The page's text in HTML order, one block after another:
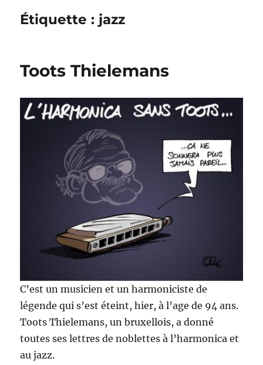
Étiquette : jazz
Toots Thielemans
C’est un musicien et un harmoniciste de
légende qui s’est éteint, hier, à l’age de 94 ans.
Toots Thielemans, un bruxellois, a donné
toutes ses lettres de noblettes à l’harmonica et
au jazz.